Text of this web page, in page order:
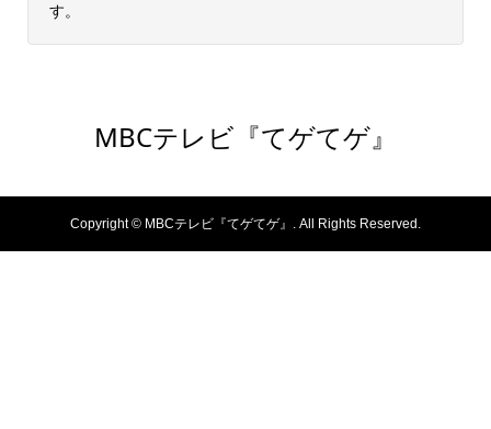
す。
MBCテレビ『てゲてゲ』
Copyright © MBCテレビ『てゲてゲ』. All Rights Reserved.